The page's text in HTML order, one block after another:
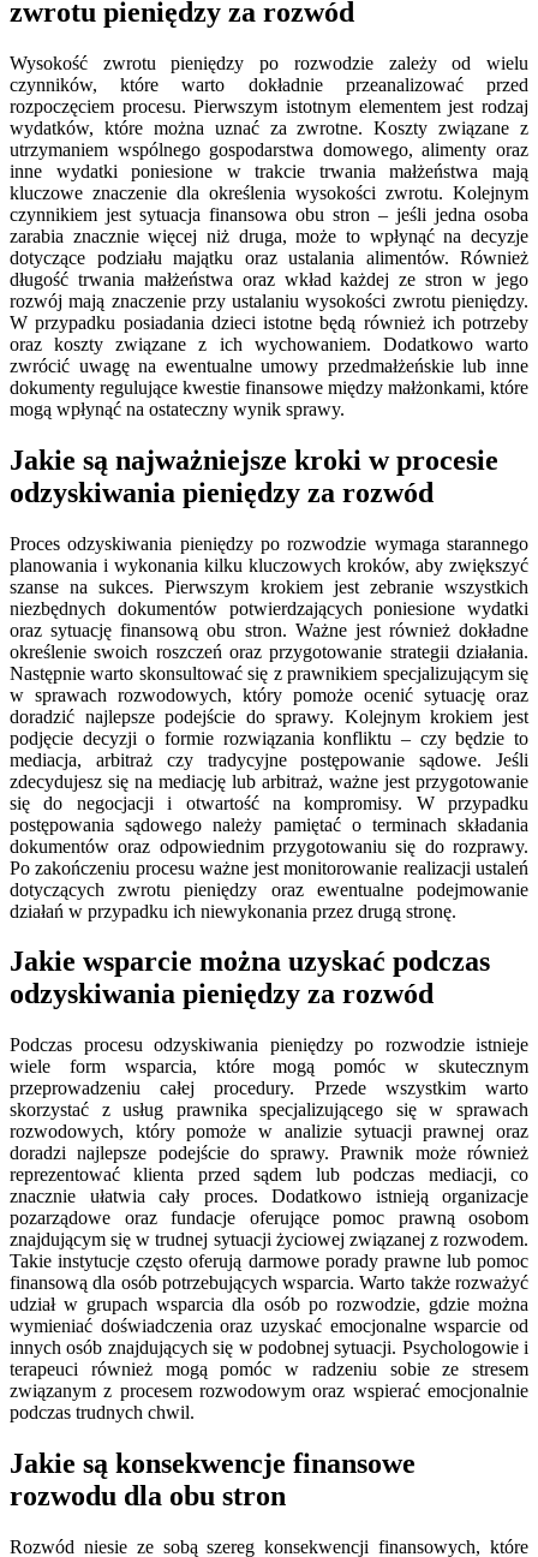
zwrotu pieniędzy za rozwód
Wysokość zwrotu pieniędzy po rozwodzie zależy od wielu
czynników, które warto dokładnie przeanalizować przed
rozpoczęciem procesu. Pierwszym istotnym elementem jest rodzaj
wydatków, które można uznać za zwrotne. Koszty związane z
utrzymaniem wspólnego gospodarstwa domowego, alimenty oraz
inne wydatki poniesione w trakcie trwania małżeństwa mają
kluczowe znaczenie dla określenia wysokości zwrotu. Kolejnym
czynnikiem jest sytuacja finansowa obu stron – jeśli jedna osoba
zarabia znacznie więcej niż druga, może to wpłynąć na decyzje
dotyczące podziału majątku oraz ustalania alimentów. Również
długość trwania małżeństwa oraz wkład każdej ze stron w jego
rozwój mają znaczenie przy ustalaniu wysokości zwrotu pieniędzy.
W przypadku posiadania dzieci istotne będą również ich potrzeby
oraz koszty związane z ich wychowaniem. Dodatkowo warto
zwrócić uwagę na ewentualne umowy przedmałżeńskie lub inne
dokumenty regulujące kwestie finansowe między małżonkami, które
mogą wpłynąć na ostateczny wynik sprawy.
Jakie są najważniejsze kroki w procesie
odzyskiwania pieniędzy za rozwód
Proces odzyskiwania pieniędzy po rozwodzie wymaga starannego
planowania i wykonania kilku kluczowych kroków, aby zwiększyć
szanse na sukces. Pierwszym krokiem jest zebranie wszystkich
niezbędnych dokumentów potwierdzających poniesione wydatki
oraz sytuację finansową obu stron. Ważne jest również dokładne
określenie swoich roszczeń oraz przygotowanie strategii działania.
Następnie warto skonsultować się z prawnikiem specjalizującym się
w sprawach rozwodowych, który pomoże ocenić sytuację oraz
doradzić najlepsze podejście do sprawy. Kolejnym krokiem jest
podjęcie decyzji o formie rozwiązania konfliktu – czy będzie to
mediacja, arbitraż czy tradycyjne postępowanie sądowe. Jeśli
zdecydujesz się na mediację lub arbitraż, ważne jest przygotowanie
się do negocjacji i otwartość na kompromisy. W przypadku
postępowania sądowego należy pamiętać o terminach składania
dokumentów oraz odpowiednim przygotowaniu się do rozprawy.
Po zakończeniu procesu ważne jest monitorowanie realizacji ustaleń
dotyczących zwrotu pieniędzy oraz ewentualne podejmowanie
działań w przypadku ich niewykonania przez drugą stronę.
Jakie wsparcie można uzyskać podczas
odzyskiwania pieniędzy za rozwód
Podczas procesu odzyskiwania pieniędzy po rozwodzie istnieje
wiele form wsparcia, które mogą pomóc w skutecznym
przeprowadzeniu całej procedury. Przede wszystkim warto
skorzystać z usług prawnika specjalizującego się w sprawach
rozwodowych, który pomoże w analizie sytuacji prawnej oraz
doradzi najlepsze podejście do sprawy. Prawnik może również
reprezentować klienta przed sądem lub podczas mediacji, co
znacznie ułatwia cały proces. Dodatkowo istnieją organizacje
pozarządowe oraz fundacje oferujące pomoc prawną osobom
znajdującym się w trudnej sytuacji życiowej związanej z rozwodem.
Takie instytucje często oferują darmowe porady prawne lub pomoc
finansową dla osób potrzebujących wsparcia. Warto także rozważyć
udział w grupach wsparcia dla osób po rozwodzie, gdzie można
wymieniać doświadczenia oraz uzyskać emocjonalne wsparcie od
innych osób znajdujących się w podobnej sytuacji. Psychologowie i
terapeuci również mogą pomóc w radzeniu sobie ze stresem
związanym z procesem rozwodowym oraz wspierać emocjonalnie
podczas trudnych chwil.
Jakie są konsekwencje finansowe
rozwodu dla obu stron
Rozwód niesie ze sobą szereg konsekwencji finansowych, które